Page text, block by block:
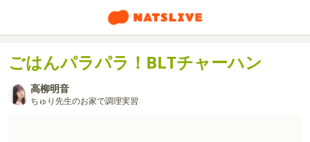
ごはんパラパラ！BLTチャーハン
高柳明音
ちゅり先生のお家で調理実習